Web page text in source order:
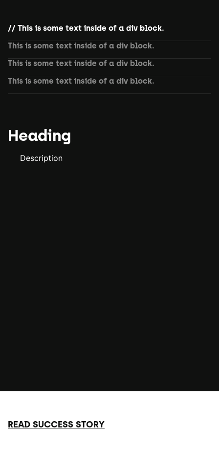
This is some text inside of a div block.
This is some text inside of a div block.
This is some text inside of a div block.
This is some text inside of a div block.
Heading
Description
READ SUCCESS STORY